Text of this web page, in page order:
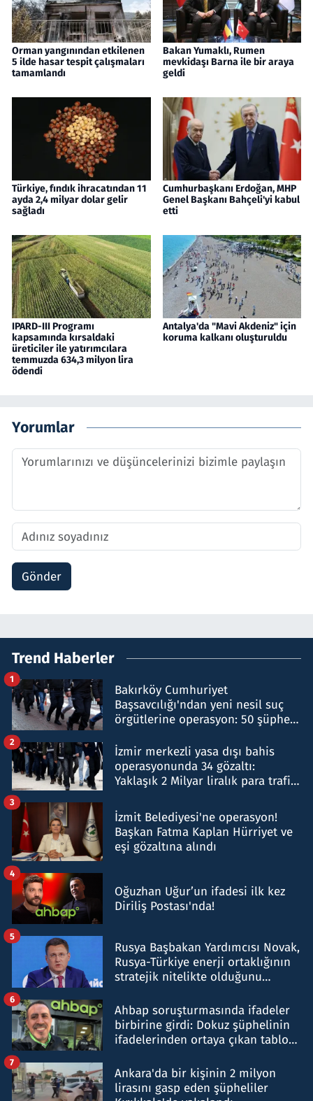
Orman yangınından etkilenen
5 ilde hasar tespit çalışmaları
tamamlandı
Bakan Yumaklı, Rumen
mevkidaşı Barna ile bir araya
geldi
Türkiye, fındık ihracatından 11
ayda 2,4 milyar dolar gelir
sağladı
Cumhurbaşkanı Erdoğan, MHP
Genel Başkanı Bahçeli'yi kabul
etti
IPARD-III Programı
kapsamında kırsaldaki
üreticiler ile yatırımcılara
temmuzda 634,3 milyon lira
ödendi
Antalya'da "Mavi Akdeniz" için
koruma kalkanı oluşturuldu
Yorumlar
Gönder
Trend Haberler
Bakırköy Cumhuriyet
Başsavcılığı'ndan yeni nesil suç
örgütlerine operasyon: 50 şüpheli
1
İzmir merkezli yasa dışı bahis
operasyonunda 34 gözaltı:
Yaklaşık 2 Milyar liralık para trafiği
2
İzmit Belediyesi'ne operasyon!
Başkan Fatma Kaplan Hürriyet ve
eşi gözaltına alındı
3
Oğuzhan Uğur’un ifadesi ilk kez
Diriliş Postası'nda!
4
Rusya Başbakan Yardımcısı Novak,
Rusya-Türkiye enerji ortaklığının
stratejik nitelikte olduğunu
5
Ahbap soruşturmasında ifadeler
birbirine girdi: Dokuz şüphelinin
ifadelerinden ortaya çıkan tablo
6
Ankara'da bir kişinin 2 milyon
lirasını gasp eden şüpheliler
7